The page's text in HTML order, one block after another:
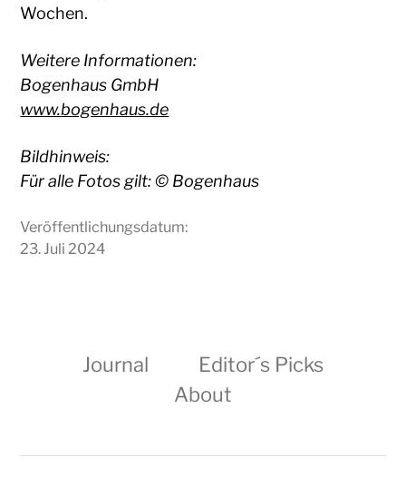
Wochen.
Weitere Informationen:
Bogenhaus GmbH
www.bogenhaus.de
Bildhinweis:
Für alle Fotos gilt: © Bogenhaus
Veröffentlichungsdatum:
23. Juli 2024
Journal
Editor´s Picks
About